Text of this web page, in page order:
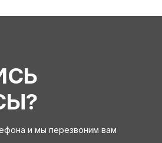
и мы перезвоним вам